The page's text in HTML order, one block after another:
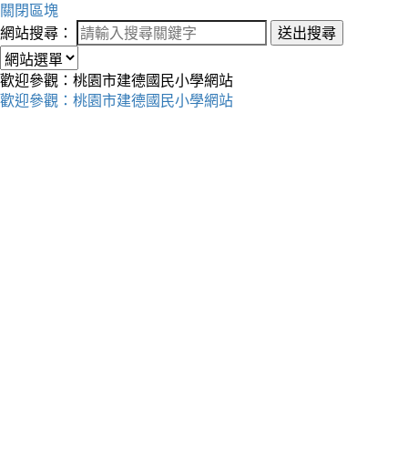
關閉區塊
網站搜尋：
送出搜尋
歡迎參觀：桃園市建德國民小學網站
歡迎參觀：桃園市建德國民小學網站